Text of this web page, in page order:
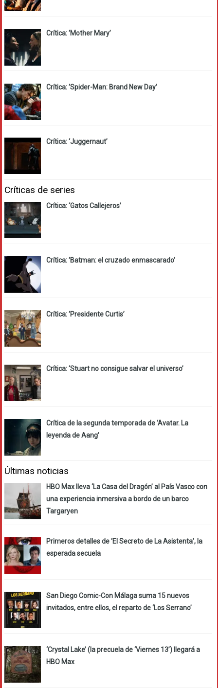
Crítica: ‘Mother Mary’
Crítica: ‘Spider-Man: Brand New Day’
Crítica: ‘Juggernaut’
Críticas de series
Crítica: ‘Gatos Callejeros’
Crítica: ‘Batman: el cruzado enmascarado’
Crítica: ‘Presidente Curtis’
Crítica: ‘Stuart no consigue salvar el universo’
Crítica de la segunda temporada de ‘Avatar. La
leyenda de Aang’
Últimas noticias
HBO Max lleva ‘La Casa del Dragón’ al País Vasco con
una experiencia inmersiva a bordo de un barco
Targaryen
Primeros detalles de ‘El Secreto de La Asistenta’, la
esperada secuela
San Diego Comic-Con Málaga suma 15 nuevos
invitados, entre ellos, el reparto de ‘Los Serrano’
‘Crystal Lake’ (la precuela de ‘Viernes 13’) llegará a
HBO Max